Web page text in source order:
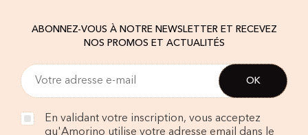
ABONNEZ-VOUS À NOTRE NEWSLETTER ET RECEVEZ
NOS PROMOS ET ACTUALITÉS
En validant votre inscription, vous acceptez
qu'Amorino utilise votre adresse email dans le